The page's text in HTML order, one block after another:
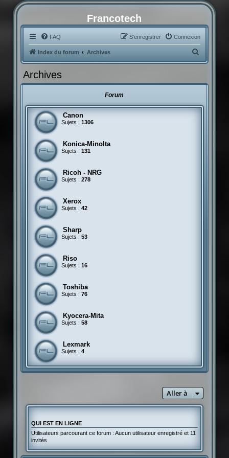
Francotech
FAQ Connexion
S’enregistrer
Index du forum Archives
e
Archives
Forum
Canon
Sujets : 1306
Konica-Minolta
Sujets : 131
Ricoh - NRG
Sujets : 278
Xerox
Sujets : 42
Sharp
Sujets : 53
Riso
Sujets : 16
Toshiba
Sujets : 76
Kyocera-Mita
Sujets : 58
Lexmark
Sujets : 4
Aller à
QUI EST EN LIGNE
Utilisateurs parcourant ce forum : Aucun utilisateur enregistré et 11
invités